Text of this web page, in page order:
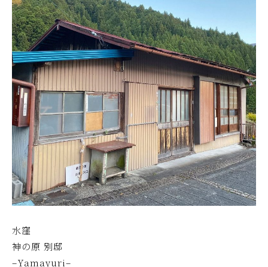
水窪
神の原 別邸
–Yamayuri–